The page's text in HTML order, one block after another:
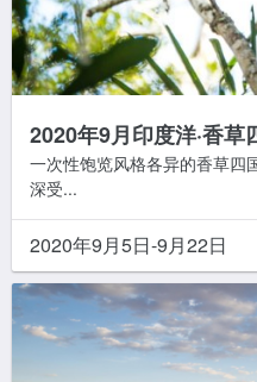
2020年9月印度洋·香草
一次性饱览风格各异的香草四
深受...
2020年9月5日-9月22日